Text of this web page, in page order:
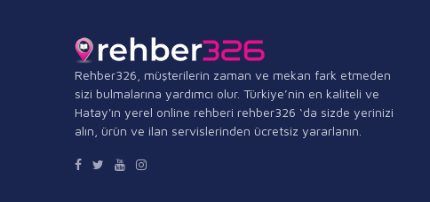
Rehber326, müşterilerin zaman ve mekan fark etmeden
sizi bulmalarına yardımcı olur. Türkiye’nin en kaliteli ve
Hatay'ın yerel online rehberi rehber326 ‘da sizde yerinizi
alın, ürün ve ilan servislerinden ücretsiz yararlanın.